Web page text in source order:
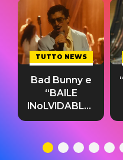
TUTTO NEWS
Bad Bunny e
“BAILE
INoLVIDABLE”:
testo,
significato